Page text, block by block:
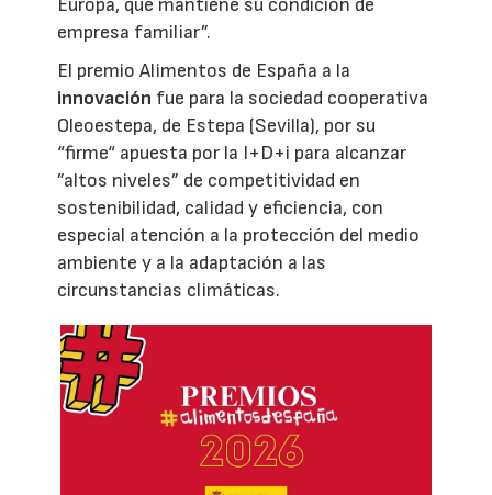
empresa familiar”.
El premio Alimentos de España a la
innovación fue para la sociedad cooperativa
Oleoestepa, de Estepa (Sevilla), por su
“firme“ apuesta por la I+D+i para alcanzar
”altos niveles” de competitividad en
sostenibilidad, calidad y eficiencia, con
especial atención a la protección del medio
ambiente y a la adaptación a las
circunstancias climáticas.